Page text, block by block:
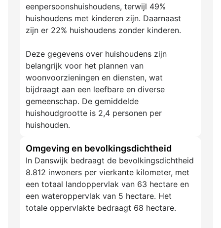
eenpersoonshuishoudens, terwijl 49%
huishoudens met kinderen zijn. Daarnaast
zijn er 22% huishoudens zonder kinderen.
Deze gegevens over huishoudens zijn
belangrijk voor het plannen van
woonvoorzieningen en diensten, wat
bijdraagt aan een leefbare en diverse
gemeenschap. De gemiddelde
huishoudgrootte is 2,4 personen per
huishouden.
Omgeving en bevolkingsdichtheid
In Danswijk bedraagt de bevolkingsdichtheid
8.812 inwoners per vierkante kilometer, met
een totaal landoppervlak van 63 hectare en
een wateroppervlak van 5 hectare. Het
totale oppervlakte bedraagt 68 hectare.